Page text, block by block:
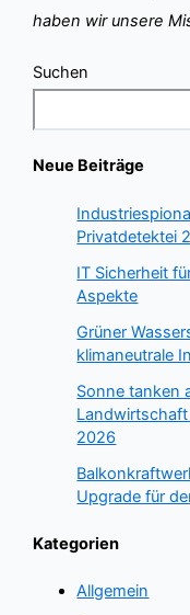
haben wir unsere
Suchen
Neue Beiträge
Privatdetektei
IT Sicherheit
Aspekte
Grüner
klimaneutrale
Sonne tanken
2026
Upgrade für
Kategorien
Allgemein